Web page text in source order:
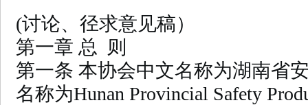
(讨论、径求意见稿）
第一章 总 则
第一条 本协会中文名称为湖南省
名称为Hunan Provincial Safety